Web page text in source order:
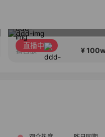
直播中
销售额 ¥